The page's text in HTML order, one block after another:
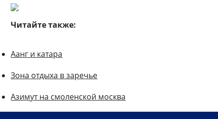
Читайте также:
Аанг и катара
Зона отдыха в заречье
Азимут на смоленской москва